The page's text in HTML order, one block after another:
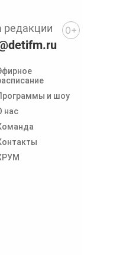
и шоу
нас
редакции 0+